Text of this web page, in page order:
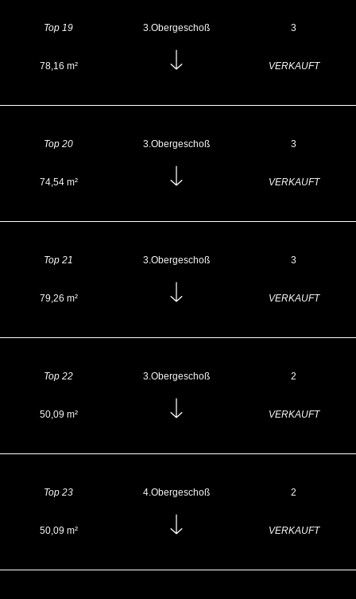
Top 19 3.Obergeschoß 3
78,16 m² VERKAUFT
Top 20 3.Obergeschoß 3
74,54 m² VERKAUFT
Top 21 3.Obergeschoß 3
79,26 m² VERKAUFT
Top 22 3.Obergeschoß 2
50,09 m² VERKAUFT
Top 23 4.Obergeschoß 2
50,09 m² VERKAUFT